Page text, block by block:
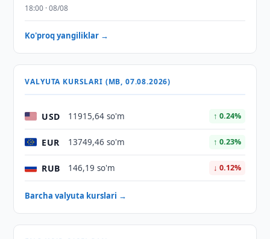
18:00 · 08/08
Ko'proq yangiliklar →
VALYUTA KURSLARI (MB, 07.08.2026)
USD 11915,64 so'm ↑ 0.24%
EUR 13749,46 so'm ↑ 0.23%
RUB 146,19 so'm ↓ 0.12%
Barcha valyuta kurslari →